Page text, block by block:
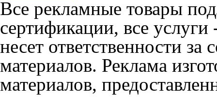
Все рекламные товары
сертификации, все
несет ответственности
материалов. Реклама
материалов,